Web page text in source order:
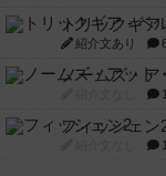
トリックギア
紹介文あり
ノームズ・ア
フィッシェン